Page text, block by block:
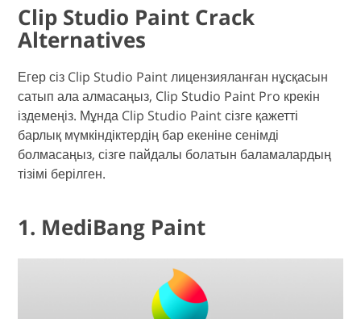
Clip Studio Paint Crack
Alternatives
Егер сіз Clip Studio Paint лицензияланған нұсқасын
сатып ала алмасаңыз, Clip Studio Paint Pro крекін
іздемеңіз. Мұнда Clip Studio Paint сізге қажетті
барлық мүмкіндіктердің бар екеніне сенімді
болмасаңыз, сізге пайдалы болатын баламалардың
тізімі берілген.
1. MediBang Paint